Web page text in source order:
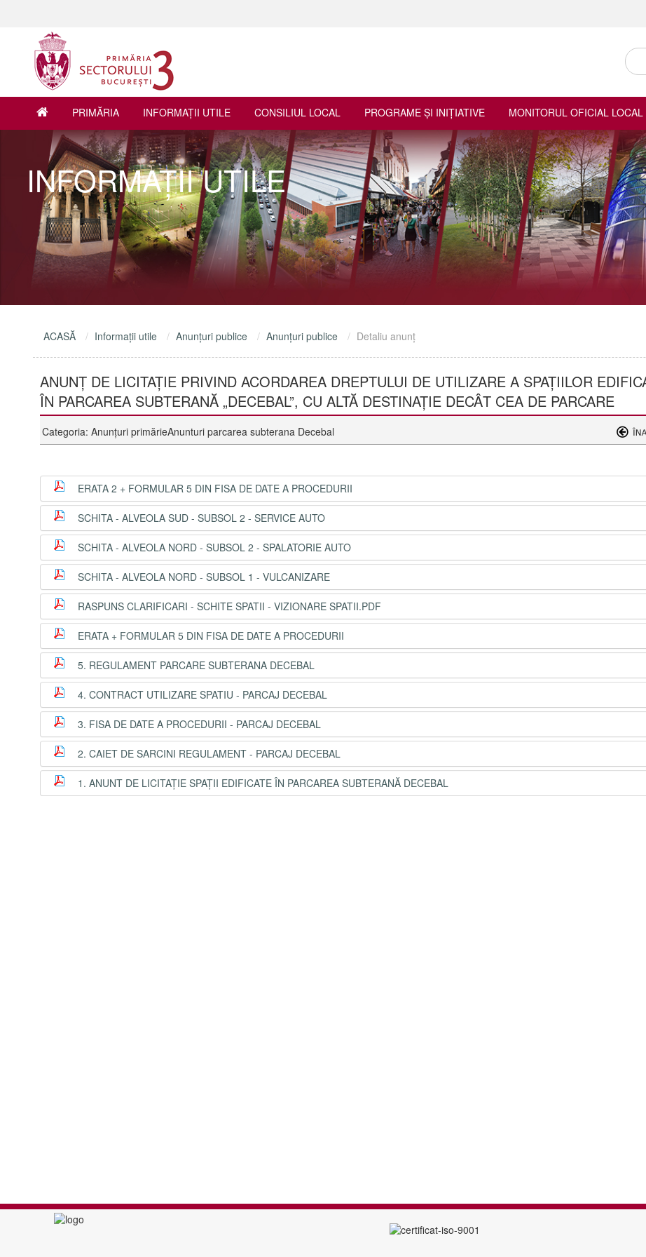
PRIMĂRIA INFORMAŢII UTILE CONSILIUL LOCAL PROGRAME ŞI INIŢIATIVE MONITORUL OFICIAL LOCAL
INFORMAŢII UTILE
ACASĂ Informaţii utile Anunţuri publice Anunţuri publice Detaliu anunţ
ANUNŢ DE LICITAȚIE PRIVIND ACORDAREA DREPTULUI DE UTILIZARE A SPAȚIILOR
ÎN PARCAREA SUBTERANĂ „DECEBAL”, CU ALTĂ DESTINAȚIE DECÂT CEA DE PARCARE
Categoria: Anunţuri primărieAnunturi parcarea subterana Decebal
ERATA 2 + FORMULAR 5 DIN FISA DE DATE A PROCEDURII
SCHITA - ALVEOLA SUD - SUBSOL 2 - SERVICE AUTO
SCHITA - ALVEOLA NORD - SUBSOL 2 - SPALATORIE AUTO
SCHITA - ALVEOLA NORD - SUBSOL 1 - VULCANIZARE
RASPUNS CLARIFICARI - SCHITE SPATII - VIZIONARE SPATII.PDF
ERATA + FORMULAR 5 DIN FISA DE DATE A PROCEDURII
5. REGULAMENT PARCARE SUBTERANA DECEBAL
4. CONTRACT UTILIZARE SPATIU - PARCAJ DECEBAL
3. FISA DE DATE A PROCEDURII - PARCAJ DECEBAL
2. CAIET DE SARCINI REGULAMENT - PARCAJ DECEBAL
1. ANUNT DE LICITAȚIE SPAȚII EDIFICATE ÎN PARCAREA SUBTERANĂ DECEBAL